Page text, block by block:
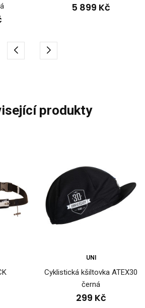
5 899 Kč
produkty
UNI
Cyklistická kšiltovka ATEX30
černá
299 Kč